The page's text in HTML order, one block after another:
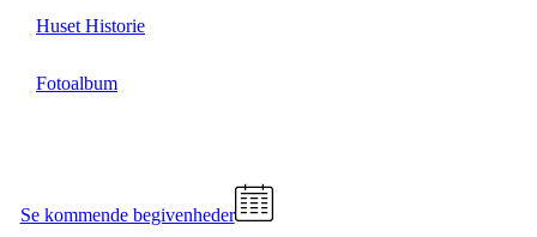
Huset Historie
Fotoalbum
Se kommende begivenheder